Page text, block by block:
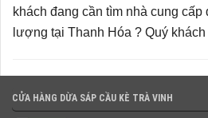
khách đang cần tìm nhà cung
lượng tại Thanh Hóa ? Quý
CỬA HÀNG DỪA SÁP CẦU KÈ TRÀ VINH